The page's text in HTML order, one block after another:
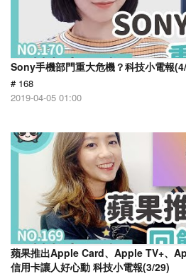
Sony手機部門重大危機？科技小電報
# 168
2019-04-05 01:00
蘋果推出Apple Card、Apple TV+、
信用卡讓人好心動 科技小電報(3/29)